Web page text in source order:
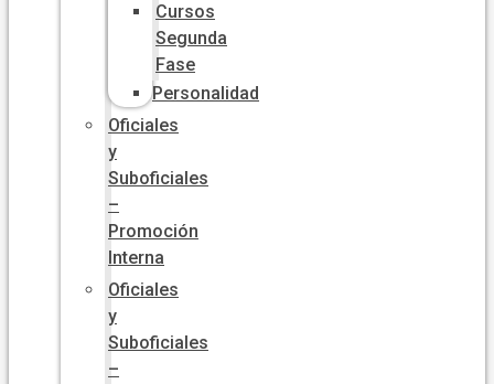
Cursos
Segunda
Fase
Personalidad
Oficiales
y
Suboficiales
–
Promoción
Interna
Oficiales
y
Suboficiales
–